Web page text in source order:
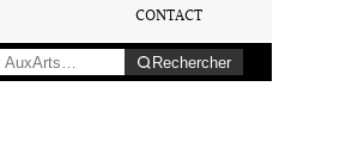
CONTACT
Rechercher